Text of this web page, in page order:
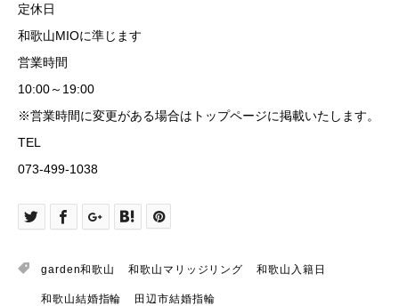
定休日
和歌山MIOに準じます
営業時間
10:00～19:00
※営業時間に変更がある場合はトップページに掲載いたします。
TEL
073-499-1038
garden和歌山 和歌山マリッジリング 和歌山入籍日
和歌山結婚指輪 田辺市結婚指輪